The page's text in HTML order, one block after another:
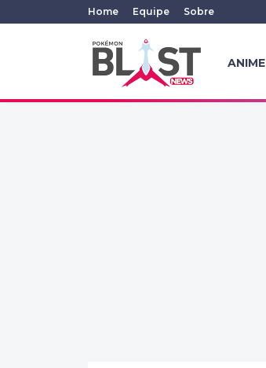
Home Equipe Sobre
ANIME